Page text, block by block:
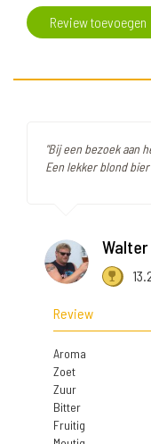
Review toevoegen
"Bij een bezoek aan
Een lekker blond
Walter
Review
Aroma
Zoet
Zuur
Bitter
Fruitig